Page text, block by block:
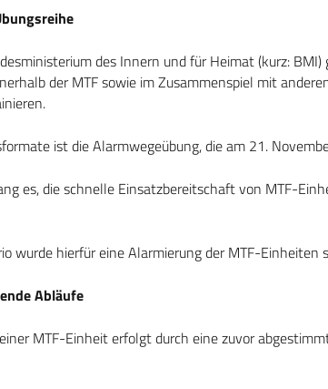
des Innern und für Heimat (kurz:
der MTF sowie im Zusammenspiel mit
ist die Alarmwegeübung, die am 21.
es, die schnelle Einsatzbereitschaft von MTF-
wurde hierfür eine Alarmierung der MTF-Einheiten
Abläufe
MTF-Einheit erfolgt durch eine zuvor